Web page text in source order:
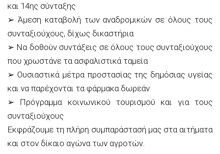
και 14ης σύνταξης
➢ Άμεση καταβολή των αναδρομικών σε όλους τους
συνταξιούχους, δίχως δικαστήρια
➢ Να δοθούν συντάξεις σε όλους τους συνταξιούχους
που χρωστάνε τα ασφαλιστικά ταμεία
➢ Ουσιαστικά μέτρα προστασίας της δημόσιας υγείας
και να παρέχονται τα φάρμακα δωρεάν
➢ Πρόγραμμα κοινωνικού τουρισμού και για τους
συνταξιούχους
Εκφράζουμε τη πλήρη συμπαράστασή μας στα αιτήματα
και στον δίκαιο αγώνα των αγροτών.